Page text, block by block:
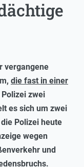
vergangene
die fast in einer
Polizei zwei
es sich um zwei
Polizei heute
wegen
und